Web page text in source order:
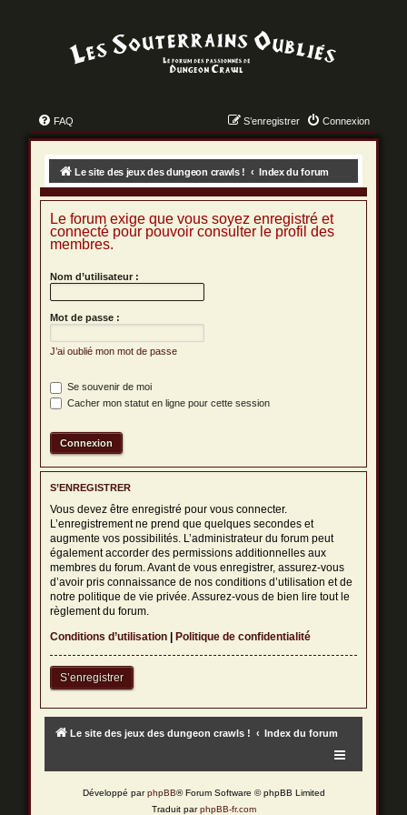
FAQ Connexion
S’enregistrer
Le site des jeux des dungeon crawls ! Index du forum
Le forum exige que vous soyez enregistré et
connecté pour pouvoir consulter le profil des
membres.
Nom d’utilisateur :
Mot de passe :
J’ai oublié mon mot de passe
Se souvenir de moi
Cacher mon statut en ligne pour cette session
S’ENREGISTRER
Vous devez être enregistré pour vous connecter.
L’enregistrement ne prend que quelques secondes et
augmente vos possibilités. L’administrateur du forum peut
également accorder des permissions additionnelles aux
membres du forum. Avant de vous enregistrer, assurez-vous
d’avoir pris connaissance de nos conditions d’utilisation et de
notre politique de vie privée. Assurez-vous de bien lire tout le
règlement du forum.
Conditions d’utilisation |Politique de confidentialité
S’enregistrer
Le site des jeux des dungeon crawls ! Index du forum
Développé parphpBB® Forum Software © phpBB Limited
Traduit parphpBB-fr.com